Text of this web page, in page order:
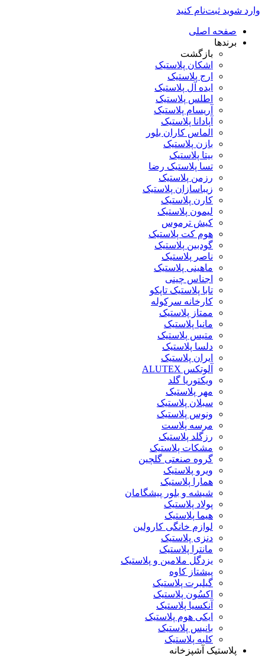
وارد شوید ثبت‌نام کنید
صفحه اصلی
برندها
بازگشت
اشکان پلاستیک
ارج پلاستیک
ایده آل پلاستیک
اطلس پلاستیک
آریسام پلاستیک
آپادانا پلاستیک
الماس کاران بلور
بازن پلاستیک
بیتا پلاستیک
تسا پلاستیک رضا
رزمن پلاستیک
زیباسازان پلاستیک
کارن پلاستیک
لیمون پلاستیک
کیش ترموس
هوم کت پلاستیک
گودبین پلاستیک
ناصر پلاستیک
ماهینی پلاستیک
اجناس چینی
تابا پلاستیک تاپکو
کارخانه سرکوله
ممتاز پلاستیک
مانیا پلاستیک
متیس پلاستیک
دلسا پلاستیک
ایران پلاستیک
آلوتکس ALUTEX
ویکتوریا گلد
مهر پلاستیک
سبلان پلاستیک
ونوس پلاستیک
مرسه پلاست
رزگلد پلاستیک
مشکات پلاستیک
گروه صنعتی گلچین
ویرو پلاستیک
همارا پلاستیک
شیشه و بلور پیشگامان
پولاد پلاستیک
هیما پلاستیک
لوازم خانگی کارولین
دنزی پلاستیک
مانترا پلاستیک
یزدگل ملامین و پلاستیک
پیشتاز کاوه
گیلبرت پلاستیک
اکسُون پلاستیک
آنکسیا پلاستیک
ایکی هوم پلاستیک
بانیس پلاستیک
کلبه پلاستیک
پلاستیک آشپزخانه